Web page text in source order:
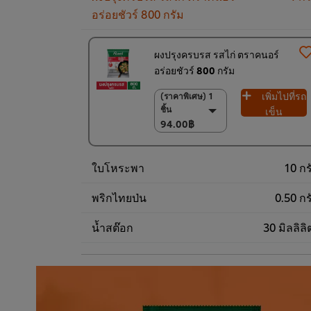
อร่อยชัวร์ 800 กรัม
ผงปรุงครบรส รสไก่ ตราคนอร์
อร่อยชัวร์ 800 กรัม
(ราคาพิเศษ) 1
ชิ้น
94.00฿
(ราคาพิเศษ) 1 ชิ้น
94.00฿
(ราคาพิเศษ) แพ็ค
เพิ่มไปที่รถ
เข็น
ใบโหระพา
10 ก
พริกไทยป่น
0.50 ก
น้ำสต๊อก
30 มิลลิลิ